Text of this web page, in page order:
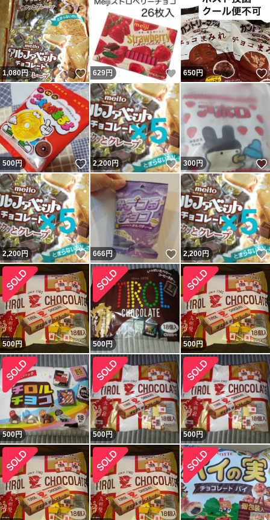
1,080円 いいね！
629円 いいね！
650円
500円 いいね！
2,200円 いいね！
300円
2,200円 いいね！
666円 いいね！
2,200円
500円 500円 500円
500円 500円 500円